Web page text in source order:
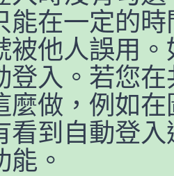
能在一定的
被他人誤用
登入。若您
麼做，例如
看到自動登
能。